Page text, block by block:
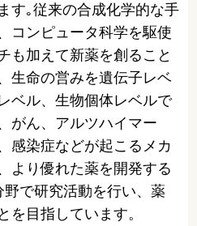
す｡従来の合成化学的な手
コンピュータ科学を駆使
も加えて新薬を創ること
生命の営みを遺伝子レベ
ベル、生物個体レベルで
がん、アルツハイマー
感染症などが起こるメカ
より優れた薬を開発する
野で研究活動を行い、薬
を目指しています。